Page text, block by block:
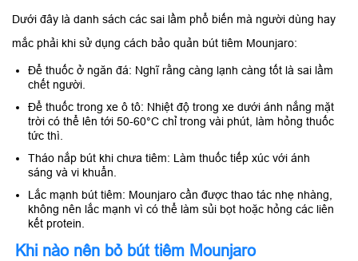
Dưới đây là danh sách các sai lầm phổ biến mà người dùng hay
mắc phải khi sử dụng cách bảo quản bút tiêm Mounjaro:
Để thuốc ở ngăn đá: Nghĩ rằng càng lạnh càng tốt là sai lầm
chết người.
Để thuốc trong xe ô tô: Nhiệt độ trong xe dưới ánh nắng mặt
trời có thể lên tới 50-60°C chỉ trong vài phút, làm hỏng thuốc
tức thì.
Tháo nắp bút khi chưa tiêm: Làm thuốc tiếp xúc với ánh
sáng và vi khuẩn.
Lắc mạnh bút tiêm: Mounjaro cần được thao tác nhẹ nhàng,
không nên lắc mạnh vì có thể làm sủi bọt hoặc hỏng các liên
kết protein.
Khi nào nên bỏ bút tiêm Mounjaro